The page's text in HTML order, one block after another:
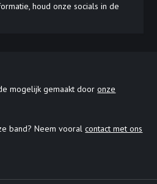
houd onze socials in de
mogelijk gemaakt dooronze
band? Neem vooralcontact met ons